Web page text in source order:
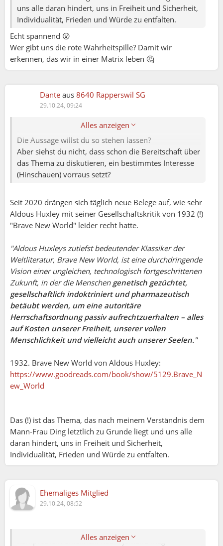
uns alle daran hindert, uns in Freiheit und Sicherheit,
Individualität, Frieden und Würde zu entfalten.
Echt spannend 😮
Wer gibt uns die rote Wahrheitspille? Damit wir
erkennen, das wir in einer Matrix leben 🤔
Dante aus 8640 Rapperswil SG
29.10.24, 09:24
Alles anzeigen
Juana:
Dante:
Habe die Grafiken zur zeitlichen Entwicklung der
Online-Sucht gelöscht. Ihr habt alle recht und ich
sage, wir sind alle Teil des Problems. Wir wären
alle Teil der Lösung, doch dafür müsste man das
wenn Leben und Würde bedroht sind. Denn was
nicht sein darf, kann nicht sein. So einfach wie
Die Aussage willst du so stehen lassen?
Aber siehst du nicht, dass schon die Bereitschaft über
das Thema zu diskutieren, ein bestimmtes Interesse
(Hinschauen) vorraus setzt?
Seit 2020 drängen sich täglich neue Belege auf, wie sehr
Aldous Huxley mit seiner Gesellschaftskritik von 1932 (!)
"Brave New World" leider recht hatte.
"Aldous Huxleys zutiefst bedeutender Klassiker der
Weltliteratur, Brave New World, ist eine durchdringende
Vision einer ungleichen, technologisch fortgeschrittenen
Zukunft, in der die Menschen genetisch gezüchtet,
gesellschaftlich indoktriniert und pharmazeutisch
betäubt werden, um eine autoritäre
Herrschaftsordnung passiv aufrechtzuerhalten – alles
auf Kosten unserer Freiheit, unserer vollen
Menschlichkeit und vielleicht auch unserer Seelen."
1932. Brave New World von Aldous Huxley:
https://www.goodreads.com/book/show/5129.Brave_N
ew_World
Das (!) ist das Thema, das nach meinem Verständnis dem
Mann-Frau Ding letztlich zu Grunde liegt und uns alle
daran hindert, uns in Freiheit und Sicherheit,
Individualität, Frieden und Würde zu entfalten.
Ehemaliges Mitglied
29.10.24, 08:52
Alles anzeigen
Dante:
Habe die Grafiken zur zeitlichen Entwicklung der
Online-Sucht gelöscht. Ihr habt alle recht und ich
Kernproblem erkennen. Kaum jemand mag